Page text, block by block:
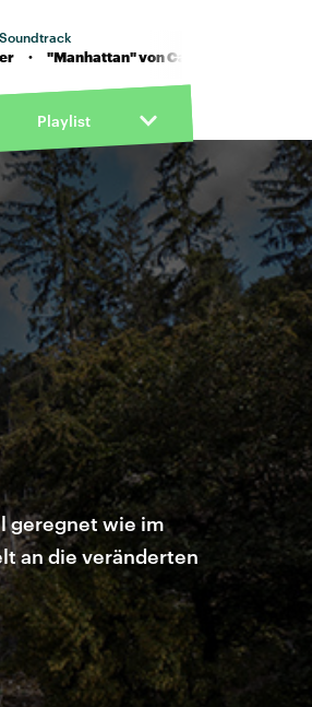
Soundtrack
von Carlita and Sofi Tukker ·
Playlist
geregnet wie im
an die veränderten